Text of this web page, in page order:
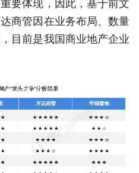
要体现，因此，基于前文
商管因在业务布局、数量
目前是我国商业地产企业